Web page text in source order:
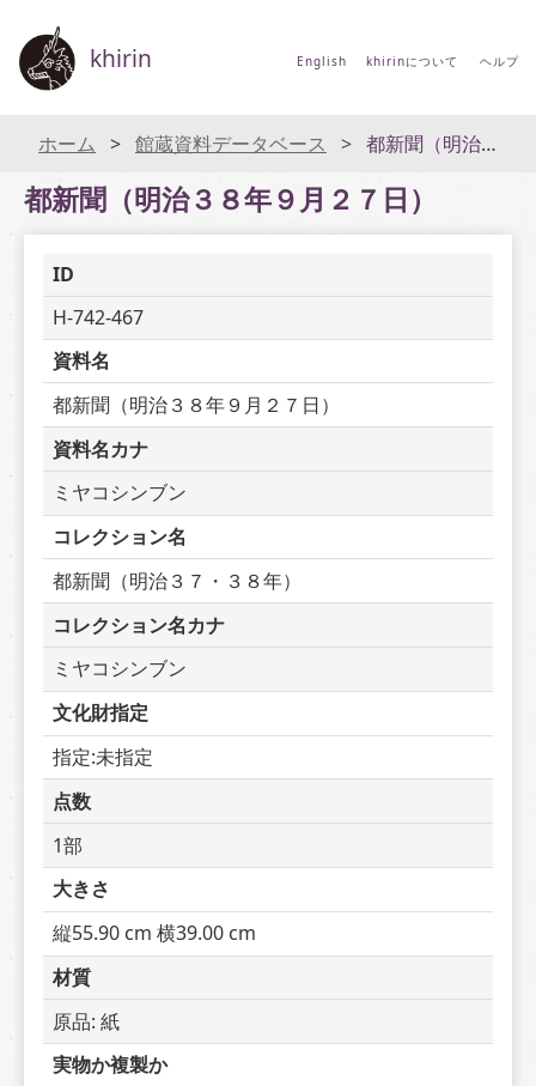
khirin English khirinについて ヘルプ
ホーム 館蔵資料データベース 都新聞（明治３８年９月２７日）
都新聞（明治３８年９月２７日）
ID
H-742-467
資料名
都新聞（明治３８年９月２７日）
資料名カナ
ミヤコシンブン
コレクション名
都新聞（明治３７・３８年）
コレクション名カナ
ミヤコシンブン
文化財指定
指定:未指定
点数
1部
大きさ
縦55.90 cm 横39.00 cm
材質
原品: 紙
実物か複製か